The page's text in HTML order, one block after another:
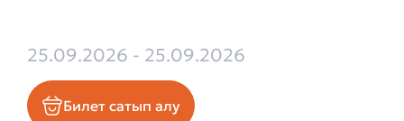
25.09.2026 - 25.09.2026
Билет сатып алу